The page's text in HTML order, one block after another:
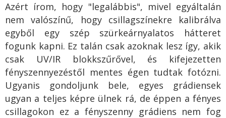
Azért írom, hogy "legalábbis", mivel egyáltalán
nem valószínű, hogy csillagszínekre kalibrálva
egyből egy szép szürkeárnyalatos hátteret
fogunk kapni. Ez talán csak azoknak lesz így, akik
csak UV/IR blokkszűrővel, és kifejezetten
fényszennyezéstől mentes égen tudtak fotózni.
Ugyanis gondoljunk bele, egyes grádiensek
ugyan a teljes képre ülnek rá, de éppen a fényes
csillagokon ez a fényszenny grádiens nem fog